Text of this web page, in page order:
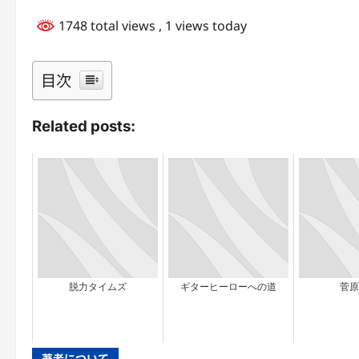
1748 total views , 1 views today
目次
Related posts:
脱力タイムズ ギターヒーローへの道 菅